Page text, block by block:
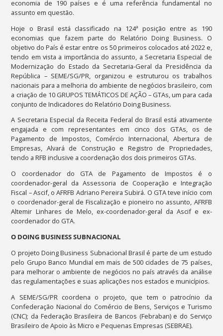
economia de 190 países e é uma referência fundamental no
assunto em questão.
Hoje o Brasil está classificado na 124ª posição entre as 190
economias que fazem parte do Relatório Doing Business. O
objetivo do País é estar entre os 50 primeiros colocados até 2022 e,
tendo em vista a importância do assunto, a Secretaria Especial de
Modernização do Estado da Secretaria-Geral da Presidência da
República – SEME/SG/PR, organizou e estruturou os trabalhos
nacionais para a melhoria do ambiente de negócios brasileiro, com
a criação de 10 GRUPOS TEMÁTICOS DE AÇÃO – GTAs, um para cada
conjunto de Indicadores do Relatório Doing Business.
A Secretaria Especial da Receita Federal do Brasil está ativamente
engajada e com representantes em cinco dos GTAs, os de
Pagamento de Impostos, Comércio Internacional, Abertura de
Empresas, Alvará de Construção e Registro de Propriedades,
tendo a RFB inclusive a coordenação dos dois primeiros GTAs.
O coordenador do GTA de Pagamento de Impostos é o
coordenador-geral da Assessoria de Cooperação e Integração
Fiscal – Ascif, o AFRFB Adriano Pereira Subirá. O GTA teve início com
o coordenador-geral de Fiscalização e pioneiro no assunto, AFRFB
Altemir Linhares de Melo, ex-coordenador-geral da Ascif e ex-
coordenador do GTA.
O DOING BUSINESS SUBNACIONAL
O projeto Doing Business Subnacional Brasil é parte de um estudo
pelo Grupo Banco Mundial em mais de 500 cidades de 75 países,
para melhorar o ambiente de negócios no país através da análise
das regulamentações e suas aplicações nos estados e municípios.
A SEME/SG/PR coordena o projeto, que tem o patrocínio da
Confederação Nacional do Comércio de Bens, Serviços e Turismo
(CNC); da Federação Brasileira de Bancos (Febraban) e do Serviço
Brasileiro de Apoio às Micro e Pequenas Empresas (SEBRAE).